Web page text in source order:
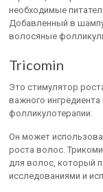
необходимые
Добавленный в
волосяные
Tricomin
Это стимулятор
важного
фолликулотерапии.
Он может
роста волос.
для волос, который
исследованиями и